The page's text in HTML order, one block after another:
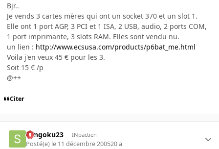
Bjr..
Je vends 3 cartes mères qui ont un socket 370 et un slot 1.
Elle ont 1 port AGP, 3 PCI et 1 ISA, 2 USB, audio, 2 ports COM,
1 port imprimante, 3 slots RAM. Elles sont vendu nu.
un lien : http://www.ecsusa.com/products/p6bat_me.html
Voila j'en veux 45 € pour les 3.
Soit 15 € /p
@++
Citer
Sangoku23 INpactien
Posté(e) le 11 décembre 200520 a